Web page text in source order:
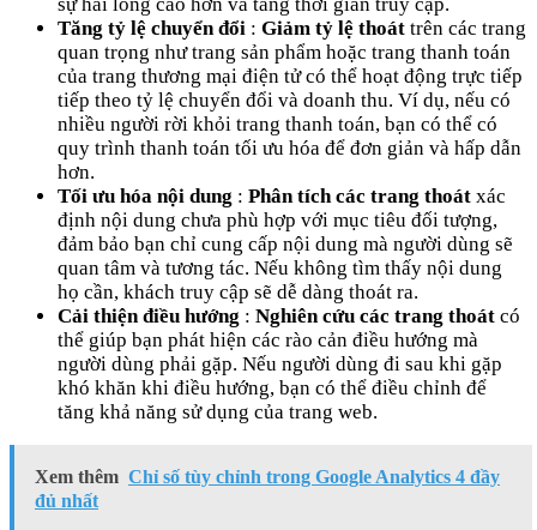
Tăng tỷ lệ chuyển đổi : Giảm tỷ lệ thoát trên các trang
quan trọng như trang sản phẩm hoặc trang thanh toán
của trang thương mại điện tử có thể hoạt động trực tiếp
tiếp theo tỷ lệ chuyển đổi và doanh thu. Ví dụ, nếu có
nhiều người rời khỏi trang thanh toán, bạn có thể có
quy trình thanh toán tối ưu hóa để đơn giản và hấp dẫn
hơn.
Tối ưu hóa nội dung : Phân tích các trang thoát xác
định nội dung chưa phù hợp với mục tiêu đối tượng,
đảm bảo bạn chỉ cung cấp nội dung mà người dùng sẽ
quan tâm và tương tác. Nếu không tìm thấy nội dung
họ cần, khách truy cập sẽ dễ dàng thoát ra.
Cải thiện điều hướng : Nghiên cứu các trang thoát có
thể giúp bạn phát hiện các rào cản điều hướng mà
người dùng phải gặp. Nếu người dùng đi sau khi gặp
khó khăn khi điều hướng, bạn có thể điều chỉnh để
tăng khả năng sử dụng của trang web.
Xem thêm Chỉ số tùy chỉnh trong Google Analytics 4 đầy
đủ nhất